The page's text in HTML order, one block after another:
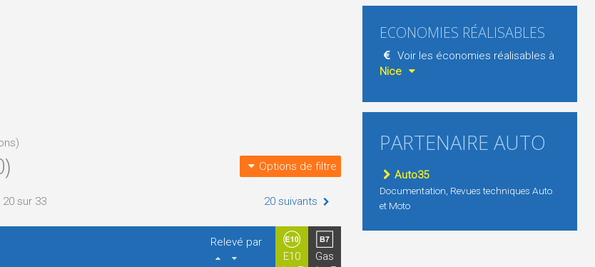
Options de filtre
sur 33 20 suivants
Relevé par
E10
Gas
ECONOMIES RÉALISABLES
Voir les économies réalisables à
Nice
PARTENAIRE AUTO
Auto35
Documentation, Revues techniques Auto
et Moto